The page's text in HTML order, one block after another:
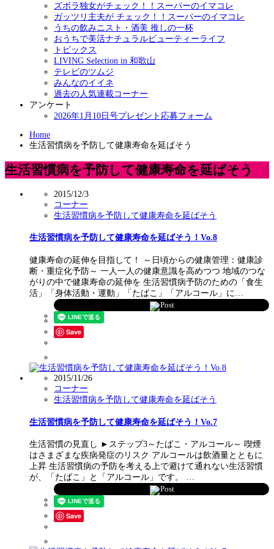
ズボラ独女がチェック！！スーパーのイマコレ
ガッツリ主夫が チェック！！スーパーのイマコレ
うちの飲みニスト・酒美 推しの一杯
おうちで美活ナチュラルビューティーライフ
トピックス
LIVING Selection in 和歌山
テレビのツムジ
みんなのイイネ
過去の人気連載コーナー
アンケート
2026年1月10日号プレゼント応募フォーム
Home
生活習慣病を予防して健康寿命を延ばそう
生活習慣病を予防して健康寿命を延ばそう
2015/12/3
コーナー
生活習慣病を予防して健康寿命を延ばそう
生活習慣病を予防して健康寿命を延ばそう！Vo.8
健康寿命の延伸を目指して！ ～日頃からの健康管理：健康診
断・重症化予防～ 一人一人の健康意識を高めつつ 地域のつな
がりの中で健康寿命の延伸を 生活習慣病予防のための「食生
活」「身体活動・運動」「たばこ」「アルコール」に…
Post
Save
2015/11/26
コーナー
生活習慣病を予防して健康寿命を延ばそう
生活習慣病を予防して健康寿命を延ばそう！Vo.7
生活習慣の見直し ►ステップ3～たばこ・アルコール～ 喫煙
はさまざまな疾病発症のリスク アルコールは飲酒量とともに
上昇 生活習慣病の予防を考える上で避けて通れない生活習慣
が、「たばこ」と「アルコール」です。 …
Post
Save